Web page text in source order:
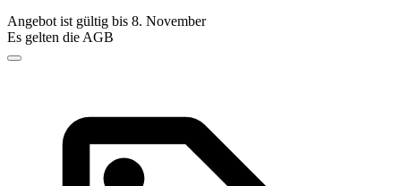
Angebot ist gültig bis 8. November
Es gelten die AGB